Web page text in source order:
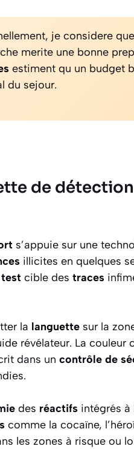
je considere
merite une bonne
estiment qu un budget
du sejour.
de
s’appuie sur une
illicites en quelques
test cible des traces
la languette sur la
révélateur. La couleur
dans un contrôle de
des réactifs intégrés à
comme la cocaïne,
les zones à risque ou